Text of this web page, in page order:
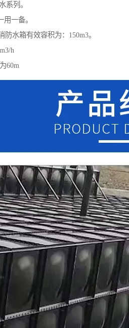
系列。
一备。
防水箱有效容积为：150m3。
h
60m